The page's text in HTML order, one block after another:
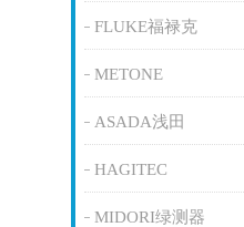
FLUKE福禄克
METONE
ASADA浅田
HAGITEC
MIDORI绿测器